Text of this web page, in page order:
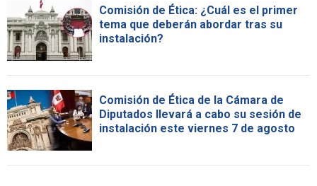
Comisión de Ética: ¿Cuál es el primer
tema que deberán abordar tras su
instalación?
Comisión de Ética de la Cámara de
Diputados llevará a cabo su sesión de
instalación este viernes 7 de agosto